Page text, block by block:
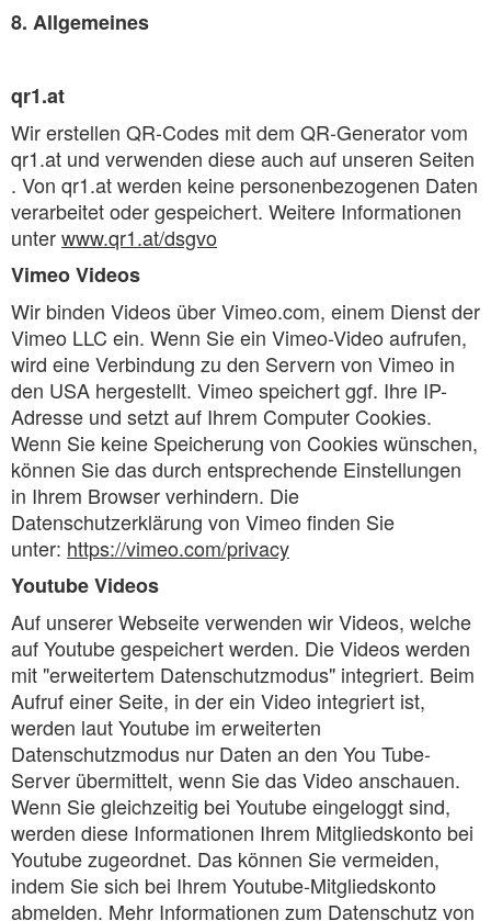
8. Allgemeines
qr1.at
Wir erstellen QR-Codes mit dem QR-Generator vom
qr1.at und verwenden diese auch auf unseren Seiten
. Von qr1.at werden keine personenbezogenen Daten
verarbeitet oder gespeichert. Weitere Informationen
unterwww.qr1.at/dsgvo
Vimeo Videos
Wir binden Videos über Vimeo.com, einem Dienst der
Vimeo LLC ein. Wenn Sie ein Vimeo-Video aufrufen,
wird eine Verbindung zu den Servern von Vimeo in
den USA hergestellt. Vimeo speichert ggf. Ihre IP-
Adresse und setzt auf Ihrem Computer Cookies.
Wenn Sie keine Speicherung von Cookies wünschen,
können Sie das durch entsprechende Einstellungen
in Ihrem Browser verhindern. Die
Datenschutzerklärung von Vimeo finden Sie
unter: https://vimeo.com/privacy
Youtube Videos
Auf unserer Webseite verwenden wir Videos, welche
auf Youtube gespeichert werden. Die Videos werden
mit "erweitertem Datenschutzmodus" integriert. Beim
Aufruf einer Seite, in der ein Video integriert ist,
werden laut Youtube im erweiterten
Datenschutzmodus nur Daten an den You Tube-
Server übermittelt, wenn Sie das Video anschauen.
Wenn Sie gleichzeitig bei Youtube eingeloggt sind,
werden diese Informationen Ihrem Mitgliedskonto bei
Youtube zugeordnet. Das können Sie vermeiden,
indem Sie sich bei Ihrem Youtube-Mitgliedskonto
abmelden. Mehr Informationen zum Datenschutz von